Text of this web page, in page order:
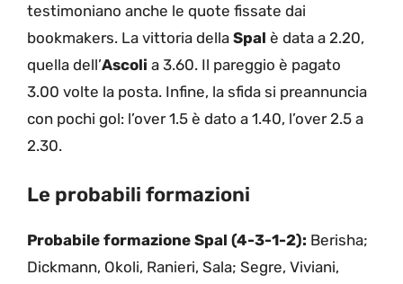
testimoniano anche le quote fissate dai
bookmakers. La vittoria della Spal è data a 2.20,
quella dell’Ascoli a 3.60. Il pareggio è pagato
3.00 volte la posta. Infine, la sfida si preannuncia
con pochi gol: l’over 1.5 è dato a 1.40, l’over 2.5 a
2.30.
Le probabili formazioni
Probabile formazione Spal (4-3-1-2): Berisha;
Dickmann, Okoli, Ranieri, Sala; Segre, Viviani,